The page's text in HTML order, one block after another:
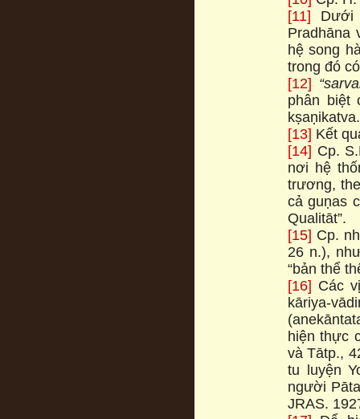
[11] Dưới
Pradhāna
hệ song
trong đó
[12]
phân biệt
kṣaṇikatva.
[13] Kết
[14] Cp.
nơi hệ
trương,
cả guṇas
Qualitāt”.
[15] Cp.
26 n.),
“bản thể
[16] Các
kāriya-
hiện thực
và Tātp.,
tu luyện
người
JRAS.